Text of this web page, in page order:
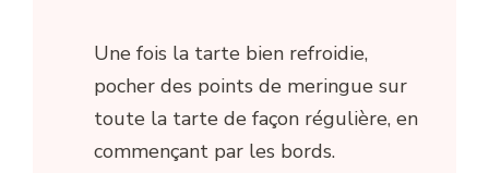
Une fois la tarte bien refroidie,
pocher des points de meringue sur
toute la tarte de façon régulière, en
commençant par les bords.